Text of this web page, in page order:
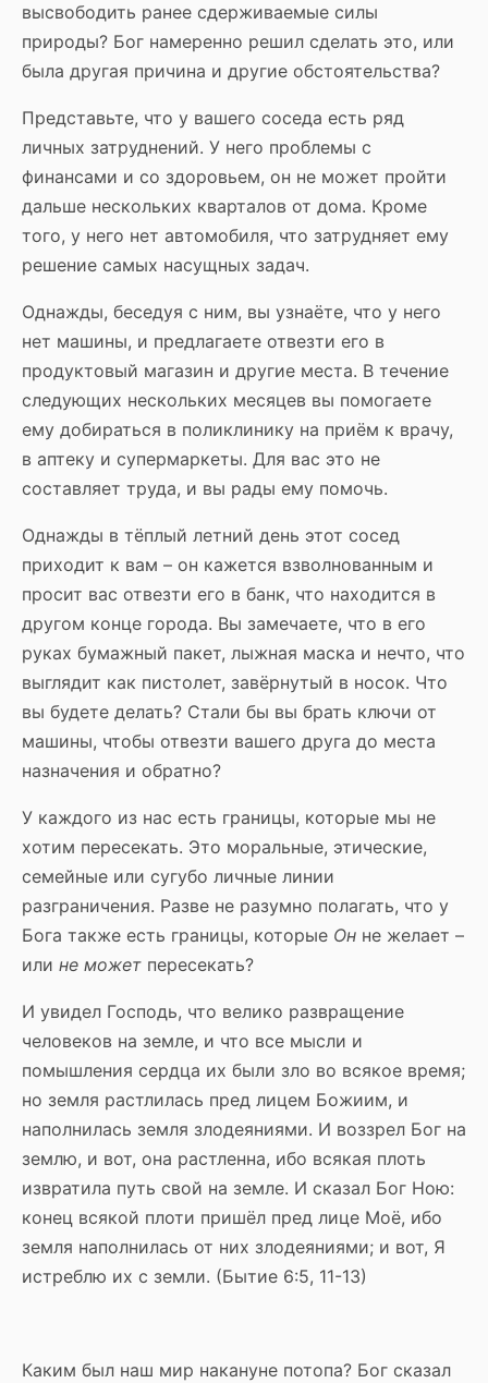
высвободить ранее сдерживаемые силы
природы? Бог намеренно решил сделать это, или
была другая причина и другие обстоятельства?
Представьте, что у вашего соседа есть ряд
личных затруднений. У него проблемы с
финансами и со здоровьем, он не может пройти
дальше нескольких кварталов от дома. Кроме
того, у него нет автомобиля, что затрудняет ему
решение самых насущных задач.
Однажды, беседуя с ним, вы узнаёте, что у него
нет машины, и предлагаете отвезти его в
продуктовый магазин и другие места. В течение
следующих нескольких месяцев вы помогаете
ему добираться в поликлинику на приём к врачу,
в аптеку и супермаркеты. Для вас это не
составляет труда, и вы рады ему помочь.
Однажды в тёплый летний день этот сосед
приходит к вам – он кажется взволнованным и
просит вас отвезти его в банк, что находится в
другом конце города. Вы замечаете, что в его
руках бумажный пакет, лыжная маска и нечто, что
выглядит как пистолет, завёрнутый в носок. Что
вы будете делать? Стали бы вы брать ключи от
машины, чтобы отвезти вашего друга до места
назначения и обратно?
У каждого из нас есть границы, которые мы не
хотим пересекать. Это моральные, этические,
семейные или сугубо личные линии
разграничения. Разве не разумно полагать, что у
Бога также есть границы, которые Он не желает –
или не может пересекать?
И увидел Господь, что велико развращение
человеков на земле, и что все мысли и
помышления сердца их были зло во всякое время;
но земля растлилась пред лицем Божиим, и
наполнилась земля злодеяниями. И воззрел Бог на
землю, и вот, она растленна, ибо всякая плоть
извратила путь свой на земле. И сказал Бог Ною:
конец всякой плоти пришёл пред лице Моё, ибо
земля наполнилась от них злодеяниями; и вот, Я
истреблю их с земли. (Бытие 6:5, 11-13)
Каким был наш мир накануне потопа? Бог сказал